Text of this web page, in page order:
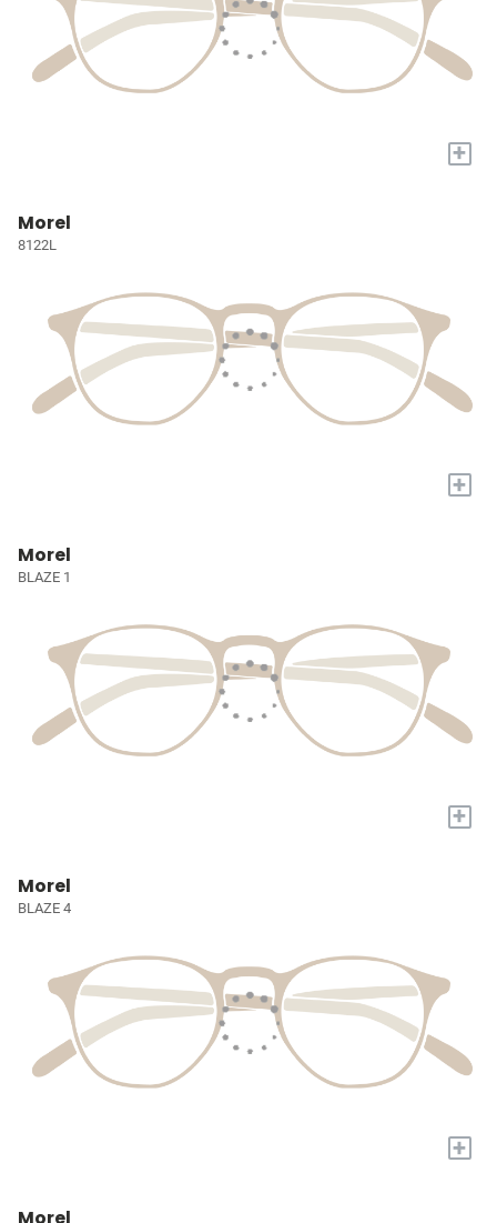
+
Morel
8122L
+
Morel
BLAZE 1
+
Morel
BLAZE 4
+
Morel